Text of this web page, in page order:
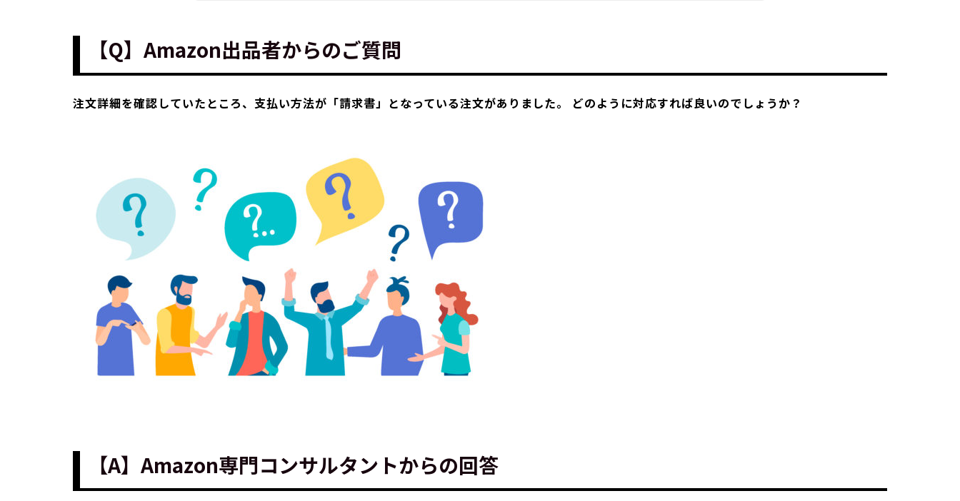
【Q】Amazon出品者からのご質問
注文詳細を確認していたところ、支払い方法が「請求書」となっている注文がありました。 どのように対応すれば良いのでしょうか？
【A】Amazon専門コンサルタントからの回答